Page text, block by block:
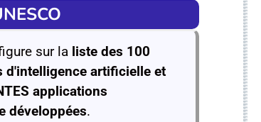
sur la liste des 100
d'intelligence artificielle et
applications
développées.